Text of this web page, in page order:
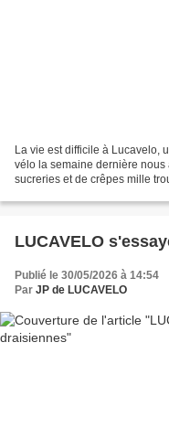
La vie est difficile à Lucavelo,
vélo la semaine dernière nous
sucreries et de crêpes mille
LUCAVELO
Publié le 30/05/2026 à 14:54
Par JP de LUCAVELO